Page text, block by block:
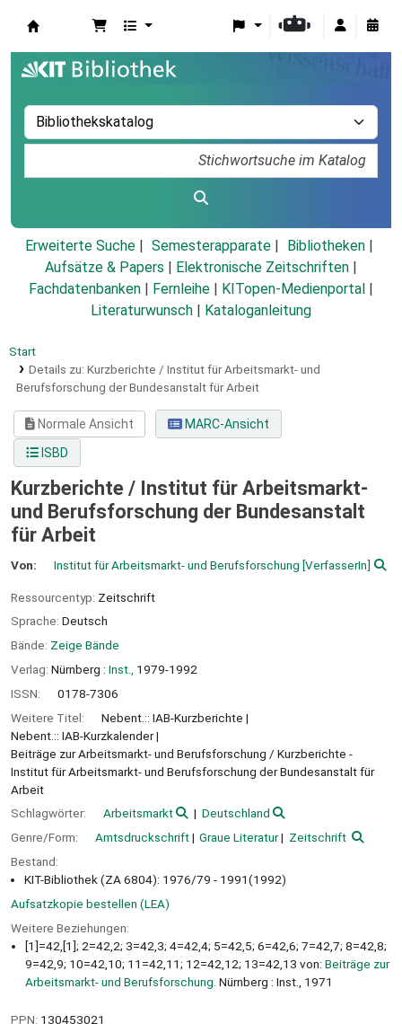
Erweiterte Suche Semesterapparate
Bibliotheken
Aufsätze & Papers
Elektronische Zeitschriften
Fachdatenbanken
Fernleihe KITopen-Medienportal
Literaturwunsch
Kataloganleitung
Start
Details zu: Kurzberichte / Institut für Arbeitsmarkt- und
Berufsforschung der Bundesanstalt für Arbeit
Normale Ansicht
MARC-Ansicht
ISBD
Kurzberichte / Institut für Arbeitsmarkt-
und Berufsforschung der Bundesanstalt
für Arbeit
Von: Institut für Arbeitsmarkt- und Berufsforschung [VerfasserIn]
Ressourcentyp: Zeitschrift
Sprache: Deutsch
Bände: Zeige Bände
Verlag: Nürnberg : Inst.,
1979-1992
ISSN:
0178-7306
Weitere Titel:
Nebent.:: IAB-Kurzberichte
Nebent.:: IAB-Kurzkalender
Beiträge zur Arbeitsmarkt- und Berufsforschung / Kurzberichte -
Institut für Arbeitsmarkt- und Berufsforschung der Bundesanstalt für
Arbeit
Schlagwörter:
Arbeitsmarkt
Deutschland
Genre/Form:
Amtsdruckschrift Graue Literatur
Zeitschrift
Bestand:
KIT-Bibliothek (ZA 6804): 1976/79 - 1991(1992)
Aufsatzkopie bestellen (LEA)
Weitere Beziehungen:
[1]=42,[1]; 2=42,2; 3=42,3; 4=42,4; 5=42,5; 6=42,6; 7=42,7; 8=42,8;
9=42,9; 10=42,10; 11=42,11; 12=42,12; 13=42,13 von: Beiträge zur
Arbeitsmarkt- und Berufsforschung. Nürnberg : Inst., 1971
PPN: 130453021